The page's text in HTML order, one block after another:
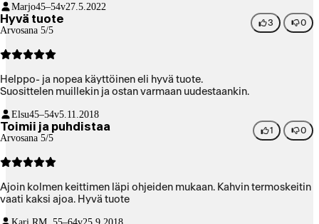
Marjo45–54v27.5.2022
Hyvä tuote
Arvosana 5/5
3 0
Helppo- ja nopea käyttöinen eli hyvä tuote.
Suosittelen muillekin ja ostan varmaan uudestaankin.
Elsu45–54v5.11.2018
Toimii ja puhdistaa
Arvosana 5/5
1 0
Ajoin kolmen keittimen läpi ohjeiden mukaan. Kahvin termoskeitin
vaati kaksi ajoa. Hyvä tuote